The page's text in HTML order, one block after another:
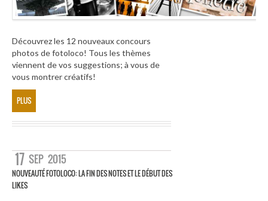
Découvrez les 12 nouveaux concours
photos de fotoloco! Tous les thèmes
viennent de vos suggestions; à vous de
vous montrer créatifs!
PLUS
17 SEP 2015
NOUVEAUTÉ FOTOLOCO: LA FIN DES NOTES ET LE DÉBUT DES
LIKES